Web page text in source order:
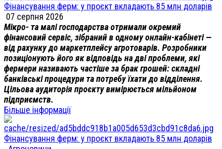
Фінансування ферм: у проєкт вкладають 85 млн доларів
07 серпня 2026
Мікро- та малі господарства отримали окремий
фінансовий сервіс, зібраний в одному онлайн-кабінеті —
від рахунку до маркетплейсу агротоварів. Розробники
позиціонують його як відповідь на дві проблеми, які
фермери називають частіше за брак грошей: складні
банківські процедури та потребу їхати до відділення.
Цільова аудиторія проєкту вимірюється мільйоном
підприємств.
Більше інформації
Фінансування ферм: у проєкт вкладають 85 млн доларів